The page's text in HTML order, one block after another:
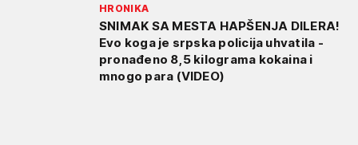
HRONIKA
SNIMAK SA MESTA HAPŠENJA DILERA!
Evo koga je srpska policija uhvatila -
pronađeno 8,5 kilograma kokaina i
mnogo para (VIDEO)